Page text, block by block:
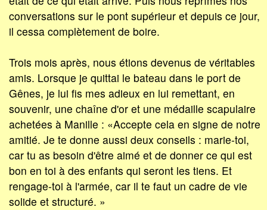
conversations sur le pont supérieur et depuis ce jour,
il cessa complètement de boire.
Trois mois après, nous étions devenus de véritables
amis. Lorsque je quittai le bateau dans le port de
Gênes, je lui fis mes adieux en lui remettant, en
souvenir, une chaîne d'or et une médaille scapulaire
achetées à Manille : «Accepte cela en signe de notre
amitié. Je te donne aussi deux conseils : marie-toi,
car tu as besoin d'être aimé et de donner ce qui est
bon en toi à des enfants qui seront les tiens. Et
rengage-toi à l'armée, car il te faut un cadre de vie
solide et structuré. »